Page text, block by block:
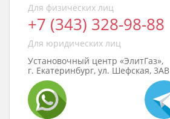
Для физических лиц
+7 (343) 328-98-88
Для юридических лиц
Установочный центр «ЭлитГаз»,
г. Екатеринбург, ул. Шефская, 3АВ